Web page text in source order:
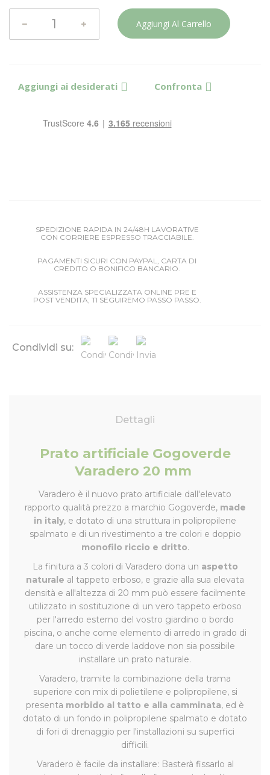
Aggiungi Al Carrello
Aggiungi ai desiderati Confronta
SPEDIZIONE RAPIDA IN 24/48H LAVORATIVE
CON CORRIERE ESPRESSO TRACCIABILE.
PAGAMENTI SICURI CON PAYPAL, CARTA DI
CREDITO O BONIFICO BANCARIO.
ASSISTENZA SPECIALIZZATA ONLINE PRE E
POST VENDITA, TI SEGUIREMO PASSO PASSO.
Condividi su:
Dettagli
Prato artificiale Gogoverde
Varadero 20 mm
Varadero è il nuovo prato artificiale dall'elevato
rapporto qualità prezzo a marchio Gogoverde, made
in italy, e dotato di una struttura in polipropilene
spalmato e di un rivestimento a tre colori e doppio
monofilo riccio e dritto.
La finitura a 3 colori di Varadero dona un aspetto
naturale al tappeto erboso, e grazie alla sua elevata
densità e all'altezza di 20 mm può essere facilmente
utilizzato in sostituzione di un vero tappeto erboso
per l'arredo esterno del vostro giardino o bordo
piscina, o anche come elemento di arredo in grado di
dare un tocco di verde laddove non sia possibile
installare un prato naturale.
Varadero, tramite la combinazione della trama
superiore con mix di polietilene e polipropilene, si
presenta morbido al tatto e alla camminata, ed è
dotato di un fondo in polipropilene spalmato e dotato
di fori di drenaggio per l'installazioni su superfici
difficili.
Varadero è facile da installare: Basterà fissarlo al